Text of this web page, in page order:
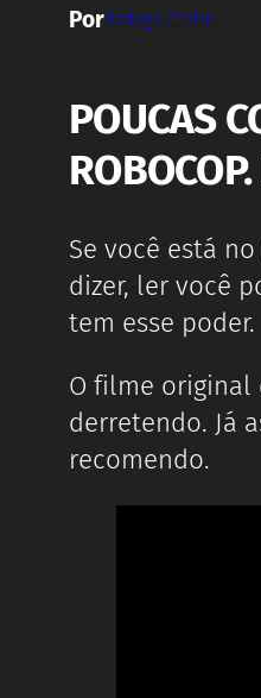
PorRodrigo Castro
POUCAS
Se você está
dizer, ler você
tem esse poder.
O filme original
derretendo. Já
recomendo.